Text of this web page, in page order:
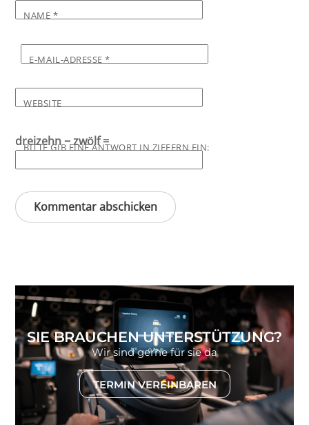
NAME *
E-MAIL-ADRESSE*
WEBSITE
BITTE GIB EINE ANTWORT IN ZIFFERN EIN:
dreizehn − zwölf =
SIE BRAUCHEN UNTERSTÜTZUNG?
Wir sind gerne für sie da
TERMIN VEREINBAREN